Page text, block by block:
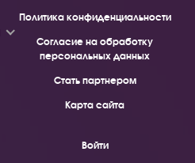
Политика конфиденциальности
Согласие на обработку
персональных данных
Стать партнером
Карта сайта
Войти